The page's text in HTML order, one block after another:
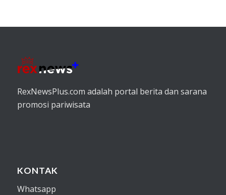
RexNewsPlus.com adalah portal berita dan sarana
promosi pariwisata
KONTAK
Whatsapp